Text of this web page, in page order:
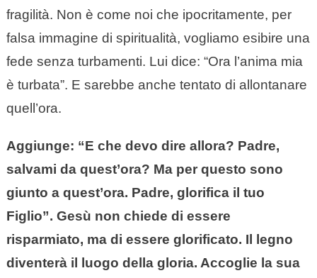
fragilità. Non è come noi che ipocritamente, per
falsa immagine di spiritualità, vogliamo esibire una
fede senza turbamenti. Lui dice: “Ora l’anima mia
è turbata”. E sarebbe anche tentato di allontanare
quell’ora.
Aggiunge: “E che devo dire allora? Padre,
salvami da quest’ora? Ma per questo sono
giunto a quest’ora. Padre, glorifica il tuo
Figlio”. Gesù non chiede di essere
risparmiato, ma di essere glorificato. Il legno
diventerà il luogo della gloria. Accoglie la sua